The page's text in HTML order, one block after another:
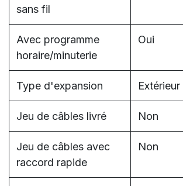
sans fil
Avec programme
horaire/minuterie
Oui
Type d'expansion Extérieur
Jeu de câbles livré Non
Jeu de câbles avec
raccord rapide
Non